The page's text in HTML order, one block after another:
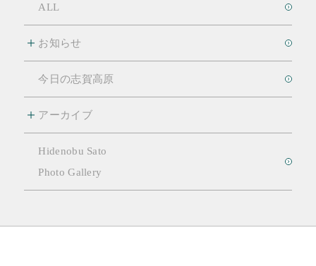
ALL
お知らせ
今日の志賀高原
アーカイブ
Hidenobu Sato
Photo Gallery